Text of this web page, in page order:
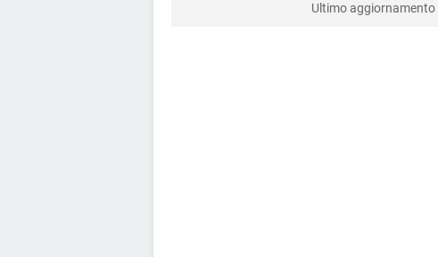
Ultimo aggiornamento